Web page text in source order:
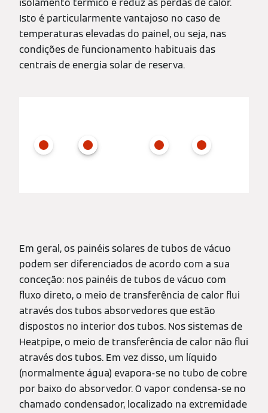
isolamento térmico e reduz as perdas de calor.
Isto é particularmente vantajoso no caso de
temperaturas elevadas do painel, ou seja, nas
condições de funcionamento habituais das
centrais de energia solar de reserva.
Em geral, os painéis solares de tubos de vácuo
podem ser diferenciados de acordo com a sua
conceção: nos painéis de tubos de vácuo com
fluxo direto, o meio de transferência de calor flui
através dos tubos absorvedores que estão
dispostos no interior dos tubos. Nos sistemas de
Heatpipe, o meio de transferência de calor não flui
através dos tubos. Em vez disso, um líquido
(normalmente água) evapora-se no tubo de cobre
por baixo do absorvedor. O vapor condensa-se no
chamado condensador, localizado na extremidade